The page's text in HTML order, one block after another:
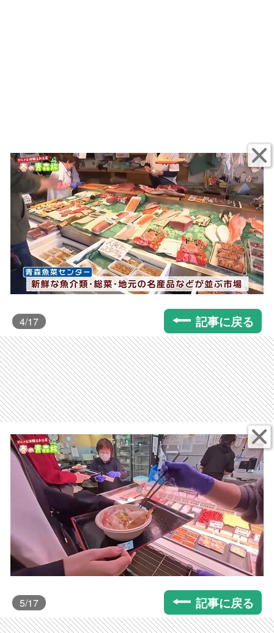
4/17 記事に戻る
5/17 記事に戻る